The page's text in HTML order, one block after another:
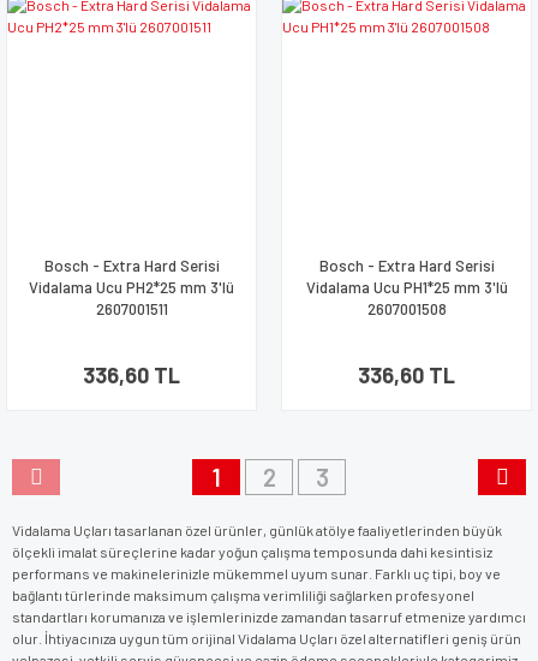
Bosch - Extra Hard Serisi
Vidalama Ucu PH2*25 mm 3'lü
2607001511
336,60 TL
Bosch - Extra Hard Serisi
Vidalama Ucu PH1*25 mm 3'lü
2607001508
336,60 TL
1 2 3
Vidalama Uçları tasarlanan özel ürünler, günlük atölye faaliyetlerinden büyük
ölçekli imalat süreçlerine kadar yoğun çalışma temposunda dahi kesintisiz
performans ve makinelerinizle mükemmel uyum sunar. Farklı uç tipi, boy ve
bağlantı türlerinde maksimum çalışma verimliliği sağlarken profesyonel
standartları korumanıza ve işlemlerinizde zamandan tasarruf etmenize yardımcı
olur. İhtiyacınıza uygun tüm orijinal Vidalama Uçları özel alternatifleri geniş ürün